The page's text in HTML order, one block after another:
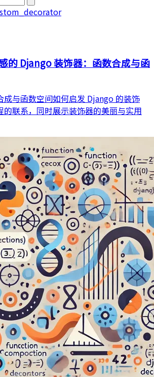
的 Django 装饰器：函数合成与函
成与函数空间如何启发 Django 的装饰
的联系，同时展示装饰器的美丽与实用